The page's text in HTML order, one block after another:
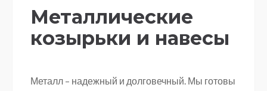
Металлические
козырьки и навесы
Металл – надежный и долговечный. Мы готовы